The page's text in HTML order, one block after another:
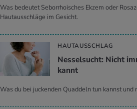
Was bedeutet Seborrhoisches Ekzem oder
Hautausschläge im Gesicht.
HAUTAUSSCHLAG
Nes­sel­sucht: Nicht
kannt
Was du bei juckenden Quaddeln tun kannst und